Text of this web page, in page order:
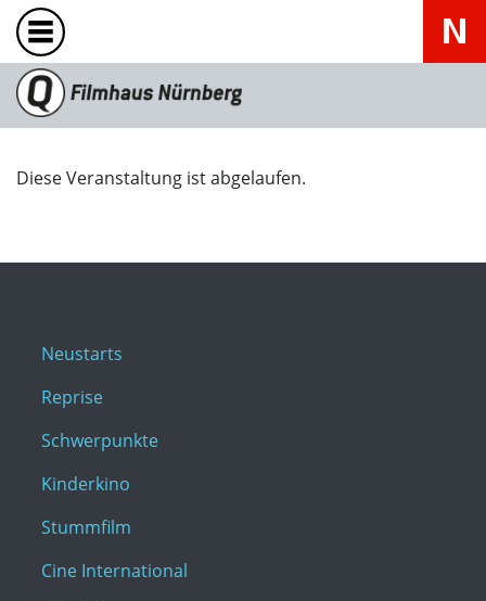
Diese Veranstaltung ist abgelaufen.
Neustarts
Reprise
Schwerpunkte
Kinderkino
Stummfilm
Cine International